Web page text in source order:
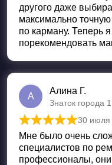
другого даже
максимально точную
по карману. Теперь
порекомендовать
А
Алина Г.
Знаток города
Оценка 5 из 5
30 июля
Мне было очень
специалистов по
профессионалы,